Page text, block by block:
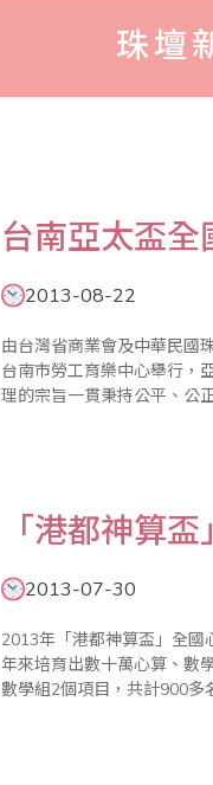
珠壇
台南亞太盃
2013-08-22
由台灣省商業會及中華民國
台南市勞工育樂中心舉行，
理的宗旨一貫秉持公平、公
「港都神算
2013-07-30
2013年「港都神算盃」全
年來培育出數十萬心算、數學精英
數學組2個項目，共計900多